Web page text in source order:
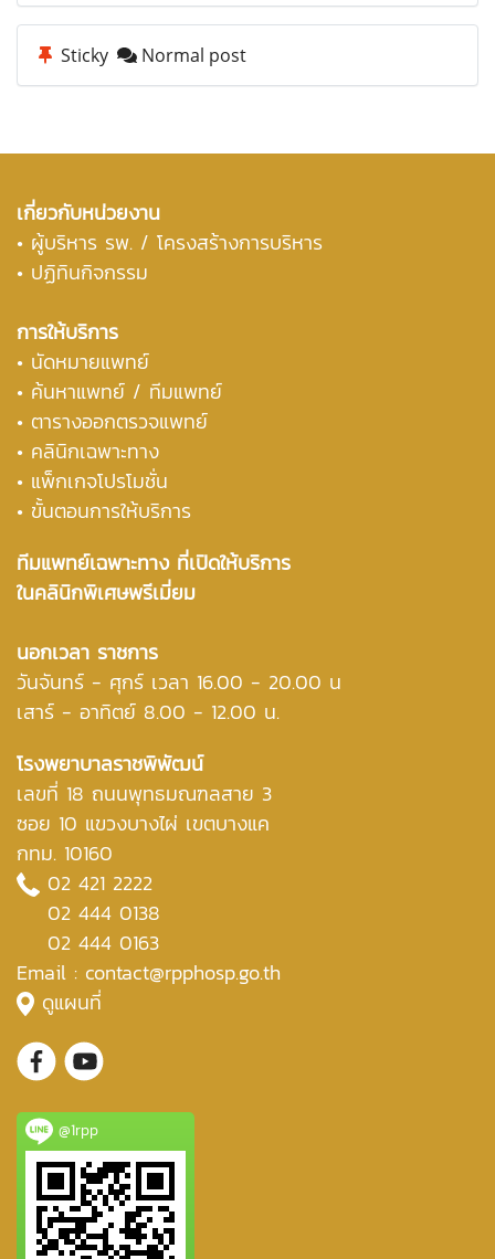
Sticky Normal post
เกี่ยวกับหน่วยงาน
• ผู้บริหาร รพ. / โครงสร้างการบริหาร
• ปฏิทินกิจกรรม
การให้บริการ
• นัดหมายแพทย์
• ค้นหาแพทย์ / ทีมแพทย์
• ตารางออกตรวจแพทย์
• คลินิกเฉพาะทาง
• แพ็กเกจโปรโมชั่น
• ขั้นตอนการให้บริการ
ทีมแพทย์เฉพาะทาง ที่เปิดให้บริการ
ในคลินิกพิเศษพรีเมี่ยม
นอกเวลา ราชการ
วันจันทร์ - ศุกร์ เวลา 16.00 - 20.00 น
เสาร์ - อาทิตย์ 8.00 - 12.00 น.
โรงพยาบาลราชพิพัฒน์
เลขที่ 18 ถนนพุทธมณฑลสาย 3
ซอย 10 แขวงบางไผ่ เขตบางแค
กทม. 10160
02 421 2222
02 444 0138
02 444 0163
Email : contact@rpphosp.go.th
ดูแผนที่
@1rpp